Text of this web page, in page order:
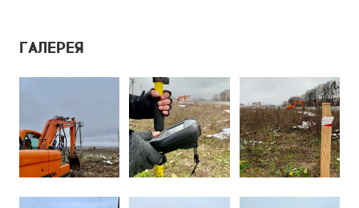
ГАЛЕРЕЯ